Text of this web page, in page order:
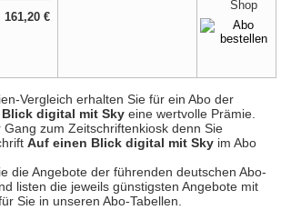
161,20 €
Vergleich erhalten Sie für ein Abo der
digital mit Sky eine wertvolle Prämie.
zum Zeitschriftenkiosk denn Sie
Auf einen Blick digital mit Sky im Abo
die Angebote der führenden deutschen Abo-
listen die jeweils günstigsten Angebote mit
Sie in unseren Abo-Tabellen.